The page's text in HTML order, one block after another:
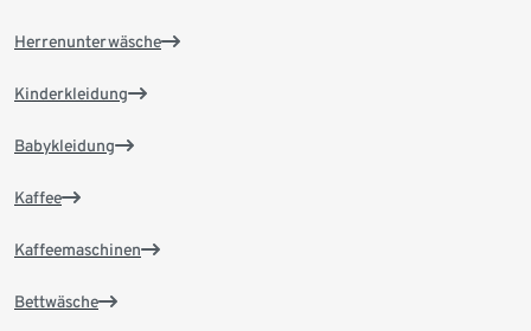
Herrenunterwäsche
Kinderkleidung
Babykleidung
Kaffee
Kaffeemaschinen
Bettwäsche